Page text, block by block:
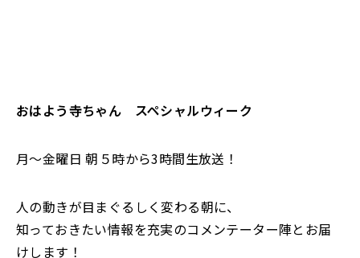
おはよう寺ちゃん スペシャルウィーク
月〜金曜日 朝５時から3時間生放送！
人の動きが目まぐるしく変わる朝に、
知っておきたい情報を充実のコメンテーター陣とお届
けします！